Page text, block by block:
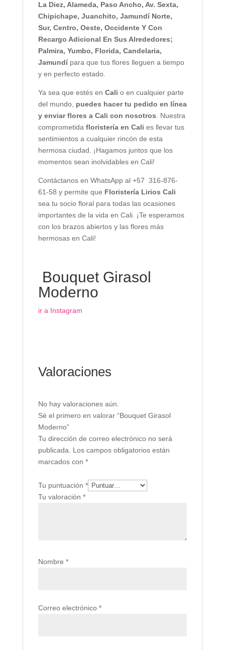
La Diez, Alameda, Paso Ancho, Av. Sexta,
Chipichape, Juanchito, Jamundí Norte,
Sur, Centro, Oeste, Occidente Y Con
Recargo Adicional En Sus Alrededores;
Palmira, Yumbo, Florida, Candelaria,
Jamundípara que tus flores lleguen a tiempo
y en perfecto estado.
Ya sea que estés en Cali o en cualquier parte
del mundo, puedes hacer tu pedido en línea
y enviar flores a Cali con nosotros. Nuestra
comprometida floristería en Cali es llevar tus
sentimientos a cualquier rincón de esta
hermosa ciudad. ¡Hagamos juntos que los
momentos sean inolvidables en Cali!
Contáctanos en WhatsApp al +57 316-876-
61-58 y permite que Floristería Lirios Cali
sea tu socio floral para todas las ocasiones
importantes de la vida en Cali. ¡Te esperamos
con los brazos abiertos y las flores más
hermosas en Cali!
Bouquet Girasol
Moderno
ir a Instagram
Valoraciones
No hay valoraciones aún.
Sé el primero en valorar “Bouquet Girasol
Moderno”
Tu dirección de correo electrónico no será
publicada. Los campos obligatorios están
marcados con *
Tu puntuación *
Tu valoración *
Nombre *
Correo electrónico *